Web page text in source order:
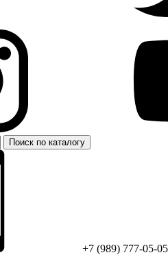
Поиск по каталогу
+7 (989) 777-05-05